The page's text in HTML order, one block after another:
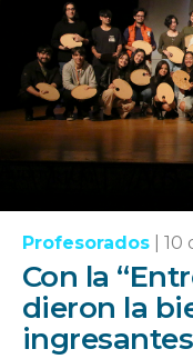
Profesorados 10
Con la
dieron la